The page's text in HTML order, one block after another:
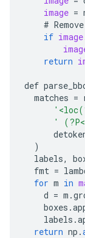
image =
# Remove
if image
return
def
matches =
'
)
labels,
fmt =
for m in
d = m .
boxes .
labels .
return np .